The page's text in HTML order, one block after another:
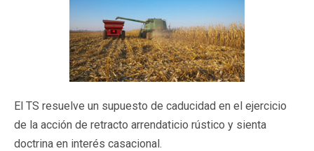
El TS resuelve un supuesto de caducidad en el ejercicio
de la acción de retracto arrendaticio rústico y sienta
doctrina en interés casacional.